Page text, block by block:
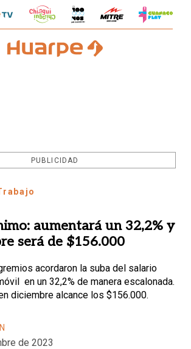
PUBLICIDAD
aumentará un 32,2% y
será de $156.000
acordaron la suba del salario
en un 32,2% de manera escalonada.
diciembre alcance los $156.000.
de 2023